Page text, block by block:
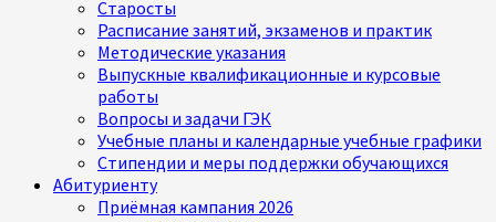
Старосты
Расписание занятий, экзаменов и практик
Методические указания
Выпускные квалификационные и курсовые
работы
Вопросы и задачи ГЭК
Учебные планы и календарные учебные графики
Стипендии и меры поддержки обучающихся
Абитуриенту
Приёмная кампания 2026